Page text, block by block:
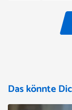
Das könnte